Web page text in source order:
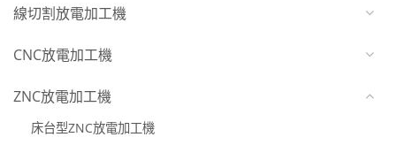
線切割放電加工機
CNC放電加工機
ZNC放電加工機
床台型ZNC放電加工機